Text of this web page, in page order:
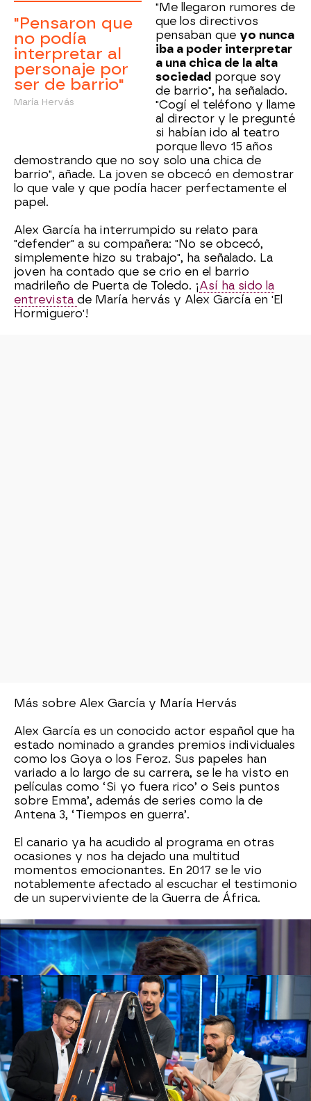
"Pensaron que
no podía
interpretar al
personaje por
ser de barrio"
María Hervás
"Me llegaron rumores de
que los directivos
pensaban que yo nunca
iba a poder interpretar
a una chica de la alta
sociedad porque soy
de barrio", ha señalado.
"Cogí el teléfono y llame
al director y le pregunté
si habían ido al teatro
porque llevo 15 años
demostrando que no soy solo una chica de
barrio", añade. La joven se obcecó en demostrar
lo que vale y que podía hacer perfectamente el
papel.
Alex García ha interrumpido su relato para
"defender" a su compañera: "No se obcecó,
simplemente hizo su trabajo", ha señalado. La
joven ha contado que se crio en el barrio
madrileño de Puerta de Toledo. ¡Así ha sido la
entrevista de María hervás y Alex García en 'El
Hormiguero'!
Más sobre Alex García y María Hervás
Alex García es un conocido actor español que ha
estado nominado a grandes premios individuales
como los Goya o los Feroz. Sus papeles han
variado a lo largo de su carrera, se le ha visto en
películas como ‘Si yo fuera rico’ o Seis puntos
sobre Emma’, además de series como la de
Antena 3, ‘Tiempos en guerra’.
El canario ya ha acudido al programa en otras
ocasiones y nos ha dejado una multitud
momentos emocionantes. En 2017 se le vio
notablemente afectado al escuchar el testimonio
de un superviviente de la Guerra de África.
Incluso, pudimos apreciar sus grandes dotes de
conducción gracias a un experimento de Marron.
Por su parte, María Hervás es una actriz
española conocida tanto en cine, como en
televisión y teatro. En 2020 ganó el premio
Fotogramas de plata a mejor actriz de teatro,
gracias a su papel en ‘Jauría’. También ha
participado en largometrajes como ‘La familia
perfecta’ o series de la talla de ‘La cocinera de
Castamar’.